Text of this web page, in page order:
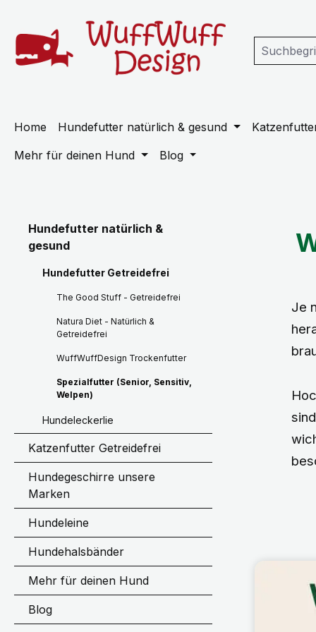
Home Hundefutter natürlich & gesund
Mehr für deinen Hund
Blog
Hundefutter natürlich &
gesund
Hundefutter Getreidefrei
The Good Stuff - Getreidefrei
Natura Diet - Natürlich &
Getreidefrei
WuffWuffDesign Trockenfutter
Spezialfutter (Senior, Sensitiv,
Welpen)
Hundeleckerlie
Katzenfutter Getreidefrei
Hundegeschirre unsere
Marken
Hundeleine
Hundehalsbänder
Mehr für deinen Hund
Blog
Je